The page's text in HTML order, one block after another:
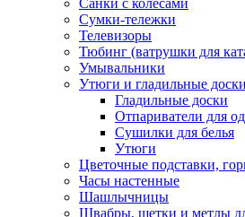
Санки с колесами
Сумки-тележки
Телевизоры
Тюбинг (ватрушки для
Умывальники
Утюги и гладильные доски
Гладильные доски
Отпариватели для
Сушилки для белья
Утюги
Цветочные подставки,
Часы настенные
Шашлычницы
Швабры, щетки и метлы